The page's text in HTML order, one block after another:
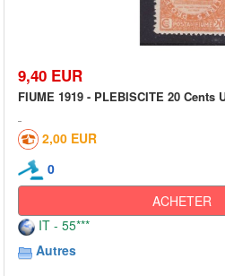
9,40 EUR
FIUME 1919 - PLEBISCITE 20 Cents
2,00 EUR
0
ACHETER
IT - 55***
Autres